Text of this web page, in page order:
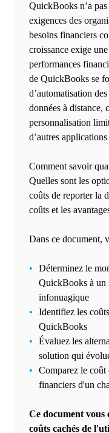
QuickBooks n’a
exigences des
besoins financiers
croissance exige
performances
de QuickBooks se
d’automatisation
données à distance,
personnalisation
d’autres
Comment savoir
Quelles sont les
coûts de reporter la
coûts et les
Dans ce document,
Déterminez le
QuickBooks à un
infonuagique
Identifiez les
QuickBooks
Évaluez les
solution qui
Comparez le coût
financiers d'un
Ce document
coûts cachés de